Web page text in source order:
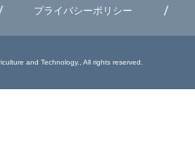
プライバシーポリシー
and Technology., All rights reserved.